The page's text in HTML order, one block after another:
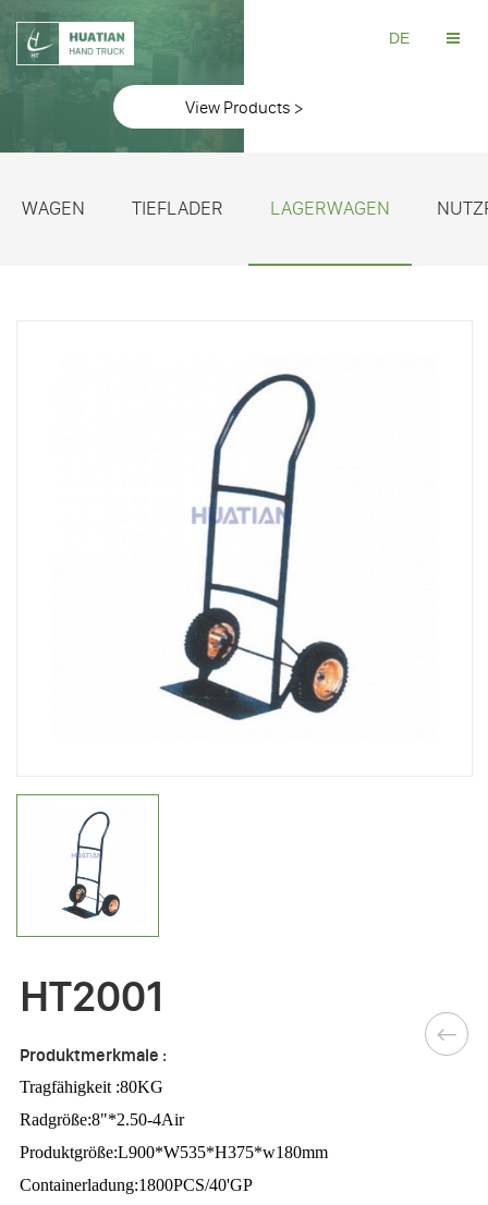
DE
View Products >
WAGEN TIEFLADER LAGERWAGEN
HT2001
Produktmerkmale :
Tragfähigkeit :80KG
Radgröße:8"*2.50-4Air
Produktgröße:L900*W535*H375*w180mm
Containerladung:1800PCS/40'GP